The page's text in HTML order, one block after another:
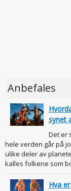
Anbefales
synet
Det er
hele verden går på
ulike deler av
kalles folkene som
Hva